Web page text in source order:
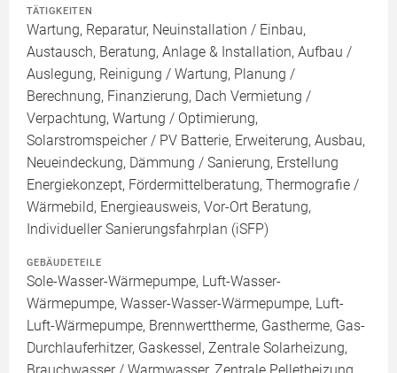
TÄTIGKEITEN
Wartung, Reparatur, Neuinstallation / Einbau,
Austausch, Beratung, Anlage & Installation, Aufbau /
Auslegung, Reinigung / Wartung, Planung /
Berechnung, Finanzierung, Dach Vermietung /
Verpachtung, Wartung / Optimierung,
Solarstromspeicher / PV Batterie, Erweiterung, Ausbau,
Neueindeckung, Dämmung / Sanierung, Erstellung
Energiekonzept, Fördermittelberatung, Thermografie /
Wärmebild, Energieausweis, Vor-Ort Beratung,
Individueller Sanierungsfahrplan (iSFP)
GEBÄUDETEILE
Sole-Wasser-Wärmepumpe, Luft-Wasser-
Wärmepumpe, Wasser-Wasser-Wärmepumpe, Luft-
Luft-Wärmepumpe, Brennwerttherme, Gastherme, Gas-
Durchlauferhitzer, Gaskessel, Zentrale Solarheizung,